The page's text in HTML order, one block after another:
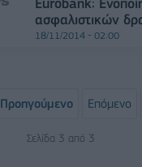
Eurobank:
ασφαλιστικών
18/11/2014 - 02:00
Προηγούμενο Επόμενο
Σελίδα 3 από 3